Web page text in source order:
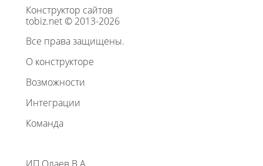
Конструктор сайтов
tobiz.net © 2013-2026
Все права защищены.
О конструкторе
Возможности
Интеграции
Команда